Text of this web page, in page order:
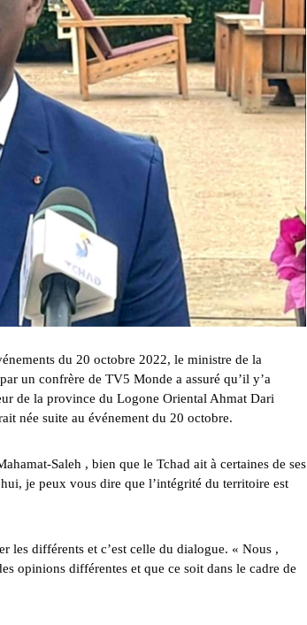
du 20 octobre 2022, le ministre de la
un confrère de TV5 Monde a assuré qu’il y’a
de la province du Logone Oriental Ahmat Dari
née suite au événement du 20 octobre.
Saleh , bien que le Tchad ait à certaines de ses
je peux vous dire que l’intégrité du territoire est
les différents et c’est celle du dialogue. « Nous ,
opinions différentes et que ce soit dans le cadre de